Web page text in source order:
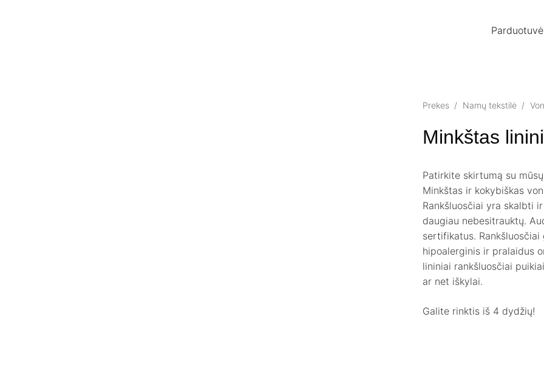
Parduotuvė
Prekes / Namų tekstilė /
Minkštas
Patirkite skirtumą su
Minkštas ir kokybiškas
Rankšluosčiai yra skalbti
daugiau nebesitrauktų.
sertifikatus.
hipoalerginis ir pralaidus
lininiai rankšluosčiai
ar net iškylai.
Galite rinktis iš 4 dydžių!